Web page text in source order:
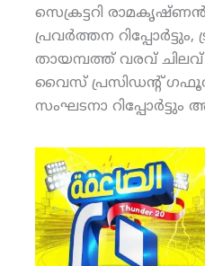
സെക്രട്ടറി
പ്രവര്‍ത്തന
തായമ്പത്ത് വരവ്
വൈസ് പ്രസിഡന്റ്
സംഘടനാ റിപ്പോര്‍ട്ടും